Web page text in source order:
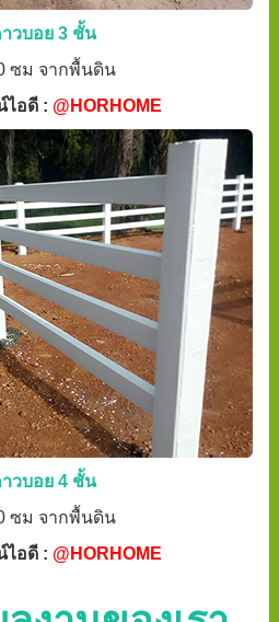
วบอย 3 ชั้น
ซม จากพื้นดิน
ไอดี : @HORHOME
วบอย 4 ชั้น
ซม จากพื้นดิน
ไอดี : @HORHOME